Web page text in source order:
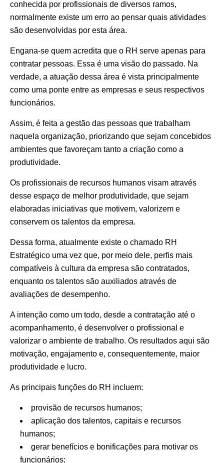
conhecida por profissionais de diversos ramos,
normalmente existe um erro ao pensar quais atividades
são desenvolvidas por esta área.
Engana-se quem acredita que o RH serve apenas para
contratar pessoas. Essa é uma visão do passado. Na
verdade, a atuação dessa área é vista principalmente
como uma ponte entre as empresas e seus respectivos
funcionários.
Assim, é feita a gestão das pessoas que trabalham
naquela organização, priorizando que sejam concebidos
ambientes que favoreçam tanto a criação como a
produtividade.
Os profissionais de recursos humanos visam através
desse espaço de melhor produtividade, que sejam
elaboradas iniciativas que motivem, valorizem e
conservem os talentos da empresa.
Dessa forma, atualmente existe o chamado RH
Estratégico uma vez que, por meio dele, perfis mais
compatíveis à cultura da empresa são contratados,
enquanto os talentos são auxiliados através de
avaliações de desempenho.
A intenção como um todo, desde a contratação até o
acompanhamento, é desenvolver o profissional e
valorizar o ambiente de trabalho. Os resultados aqui são
motivação, engajamento e, consequentemente, maior
produtividade e lucro.
As principais funções do RH incluem:
provisão de recursos humanos;
aplicação dos talentos, capitais e recursos
humanos;
gerar benefícios e bonificações para motivar os
funcionários;